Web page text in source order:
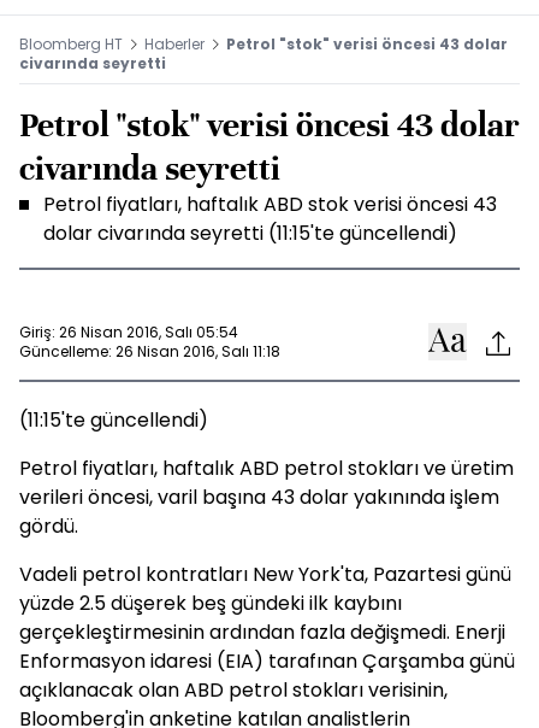
Bloomberg HT Haberler
Petrol "stok" verisi öncesi 43 dolar
civarında seyretti
Petrol "stok" verisi öncesi 43 dolar
civarında seyretti
Petrol fiyatları, haftalık ABD stok verisi öncesi 43
dolar civarında seyretti (11:15'te güncellendi)
Giriş: 26 Nisan 2016, Salı 05:54
Güncelleme: 26 Nisan 2016, Salı 11:18
(11:15'te güncellendi)
Petrol fiyatları, haftalık ABD petrol stokları ve üretim
verileri öncesi, varil başına 43 dolar yakınında işlem
gördü.
Vadeli petrol kontratları New York'ta, Pazartesi günü
yüzde 2.5 düşerek beş gündeki ilk kaybını
gerçekleştirmesinin ardından fazla değişmedi. Enerji
Enformasyon idaresi (EIA) tarafınan Çarşamba günü
açıklanacak olan ABD petrol stokları verisinin,
Bloomberg'in anketine katılan analistlerin